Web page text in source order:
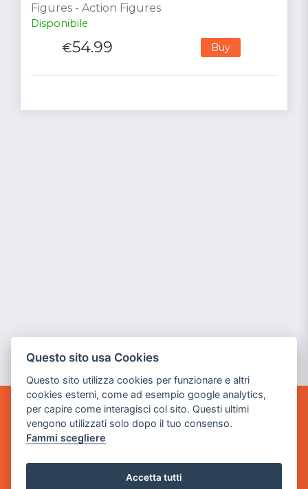
Figures - Action Figures
Disponibile
€54.99 Buy
GAME WARP
BY POWER GAME SRL
Sede Legale
via Villaggio dei Platani, 3
Questo sito usa Cookies
Questo sito utilizza cookies per funzionare e altri
cookies esterni, come ad esempio google analytics,
per capire come interagisci col sito. Questi ultimi
vengono utilizzati solo dopo il tuo consenso.
Fammi scegliere
Accetta tutti